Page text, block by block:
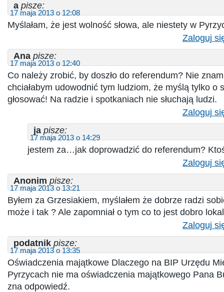
a pisze:
17 maja 2013 o 12:08
Myślałam, że jest wolność słowa, ale niestety w
Zaloguj
Ana pisze:
17 maja 2013 o 12:40
Co należy zrobić, by doszło do referendum? Nie
chciałabym udowodnić tym ludziom, że myślą tylko o
głosować! Na radzie i spotkaniach nie słuchają ludzi.
Zaloguj
ja pisze:
17 maja 2013 o 14:29
jestem za…jak doprowadzić do referendum?
Zaloguj
Anonim pisze:
17 maja 2013 o 13:21
Byłem za Grzesiakiem, myślałem że dobrze radzi
może i tak ? Ale zapomniał o tym co to jest dobro
Zaloguj
podatnik pisze:
17 maja 2013 o 13:35
Oświadczenia majątkowe Dlaczego na BIP Urzędu
Pyrzycach nie ma oświadczenia majątkowego Pana
zna odpowiedź.